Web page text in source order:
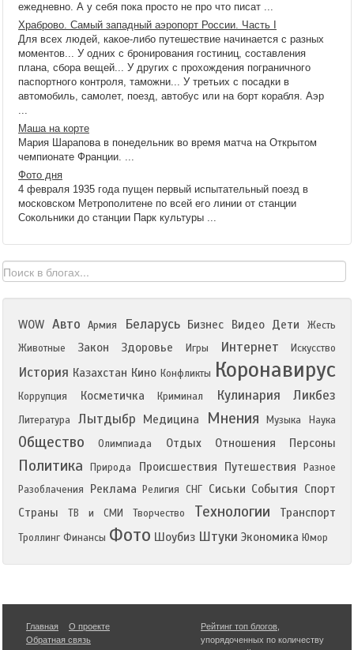
ежедневно. А у себя пока просто не про что писат ...
Храброво. Самый западный аэропорт России. Часть I
Для всех людей, какое-либо путешествие начинается с разных
моментов... У одних с бронирования гостиниц, составления
плана, сбора вещей... У других с прохождения пограничного
паспортного контроля, таможни... У третьих с посадки в
автомобиль, самолет, поезд, автобус или на борт корабля. Аэр
...
Маша на корте
Мария Шарапова в понедельник во время матча на Открытом
чемпионате Франции. ...
Фото дня
4 февраля 1935 года пущен первый испытательный поезд в
московском Метрополитене по всей его линии от станции
Сокольники до станции Парк культуры ...
WOW Авто Армия Беларусь Бизнес Видео Дети
Жесть
Животные
Закон Здоровье Игры Интернет Искусство
История Казахстан Кино Конфликты Коронавирус
Коррупция Косметичка Криминал Кулинария Ликбез
Литература Лытдыбр Медицина Мнения Музыка Наука
Общество Олимпиада Отдых Отношения Персоны
Политика Природа Происшествия Путешествия
Разное
Разоблачения
Реклама Религия СНГ Сиськи События Спорт
Страны
ТВ и СМИ Творчество Технологии Транспорт
Троллинг Финансы Фото Шоубиз Штуки Экономика Юмор
Главная
О проекте
Обратная связь
Рейтинг топ блогов
упорядоченных по количеству